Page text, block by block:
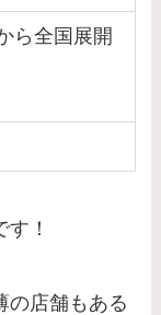
ら全国展開
！
の店舗もある